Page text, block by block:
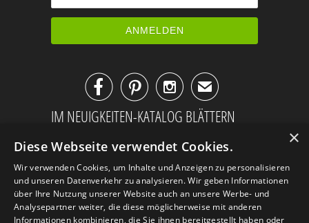
✉
IM NEUIGKEITEN-KATALOG BLÄTTERN
×
Diese Webseite verwendet Cookies.
Wir verwenden Cookies, um Inhalte und Anzeigen zu personalisieren
und unseren Datenverkehr zu analysieren. Wir geben Informationen
über Ihre Nutzung unserer Website auch an unsere Werbe- und
Analysepartner weiter, die diese möglicherweise mit anderen
Informationen kombinieren, die Sie ihnen bereitgestellt haben oder